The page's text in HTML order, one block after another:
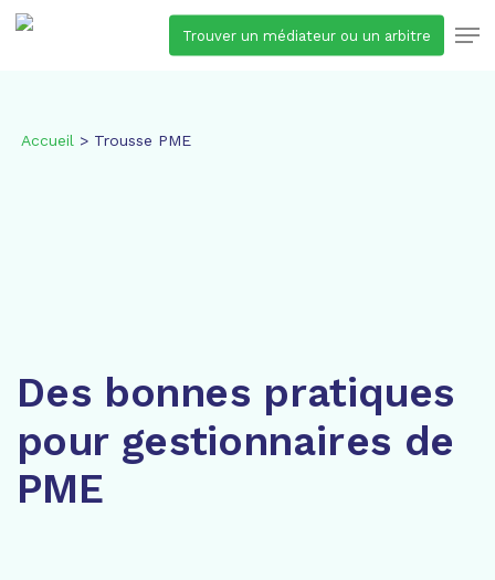
Skip
Trouver un médiateur ou un arbitre
Accueil > Trousse PME
Des bonnes pratiques
pour gestionnaires de
PME